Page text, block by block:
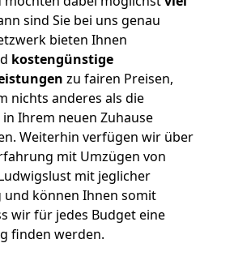
sind Sie bei uns genau
bieten Ihnen
kostengünstige
zu fairen Preisen,
nichts anderes als die
Ihrem neuen Zuhause
Weiterhin verfügen wir über
mit Umzügen von
mit jeglicher
können Ihnen somit
wir für jedes Budget eine
finden werden.